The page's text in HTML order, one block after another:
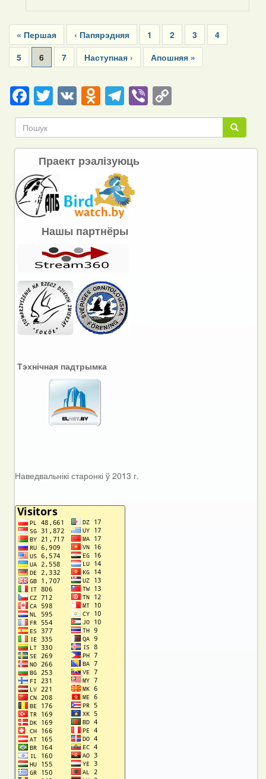
Pagination
First
page
« Першая
Previous
page
‹ Папярэдняя Page
1 Page
2 Page
3 Page
4
Page
5
Current
page
6 Page
7
Next
page
Наступная ›
Last
page
Апошняя »
Facebook
Twitter
VKOdnoklassniki
Telegram
ViberCopy
Link Пошук
Пошук
Праект рэалізуюць
Нашы партнёры
Тэхнічная падтрымка
Наведвальнікі старонкі ў 2013 г.